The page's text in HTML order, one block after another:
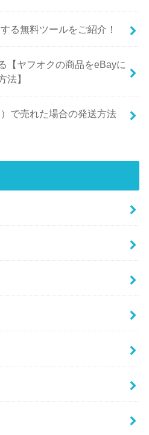
る無料ツールをご紹介！
【ヤフオクの商品をeBayに
法】
で売れた場合の発送方法